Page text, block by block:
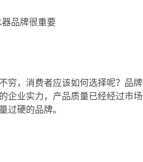
穷，消费者应该如何选择呢？品牌
企业实力，产品质量已经经过市场
硬的品牌。